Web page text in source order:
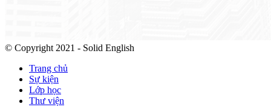
© Copyright 2021 - Solid English
Trang chủ
Sự kiện
Lớp học
Thư viện